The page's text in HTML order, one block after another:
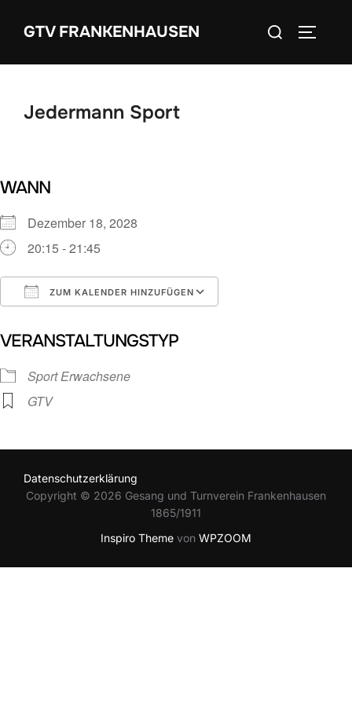
InhaltGTV FRANKENHAUSEN
Suchen
Jedermann Sport
WANN
Dezember 18, 2028
20:15 - 21:45
ZUM KALENDER HINZUFÜGEN
VERANSTALTUNGSTYP
Sport Erwachsene
GTV
Datenschutzerklärung
Copyright © 2026 Gesang und Turnverein Frankenhausen
1865/1911
Inspiro Theme von WPZOOM